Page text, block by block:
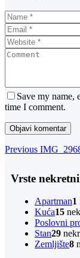
Save my name,
time I comment.
Navigacija
Previous
Previous
Vrste
Apartman1
Kuća15
Poslovni
Stan29
Zemljište8